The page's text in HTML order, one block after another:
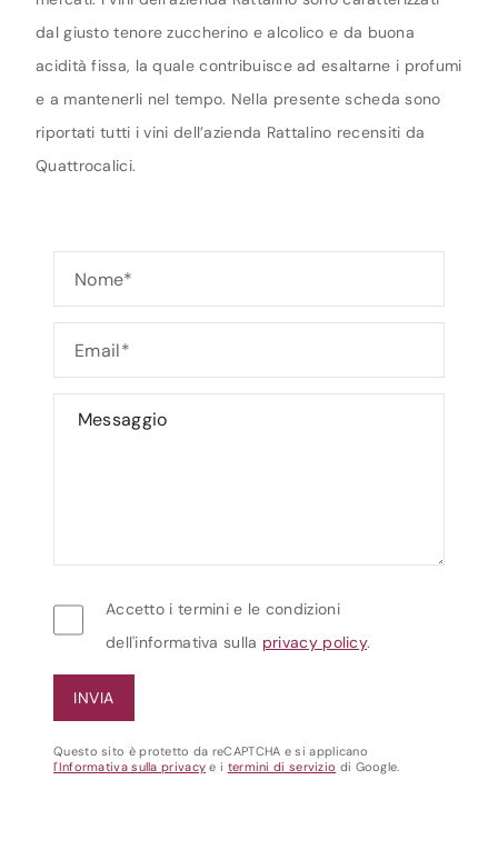
dal giusto tenore zuccherino e alcolico e da buona
acidità fissa, la quale contribuisce ad esaltarne i profumi
e a mantenerli nel tempo. Nella presente scheda sono
riportati tutti i vini dell’azienda Rattalino recensiti da
Quattrocalici.
Accetto i termini e le condizioni
dell'informativa sulla privacy policy.
Questo sito è protetto da reCAPTCHA e si applicano
l'Informativa sulla privacy e i termini di servizio di Google.